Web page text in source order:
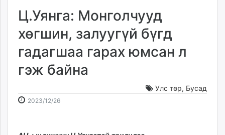
Төрийн
Нийслэлийн
dorgio.mn
Gogo.mn
news.mn
zindaa.mn
Ц.Уянга: Монголчууд
хөгшин, залуугүй бүгд
гадагшаа гарах юмсан л
гэж байна
Улс төр, Бусад
2023/12/262023-
2026-